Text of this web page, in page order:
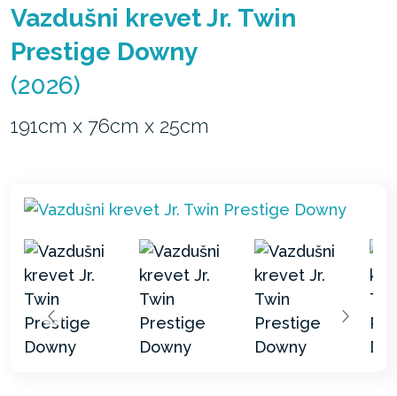
Vazdušni krevet Jr. Twin
Prestige Downy
(2026)
191cm x 76cm x 25cm